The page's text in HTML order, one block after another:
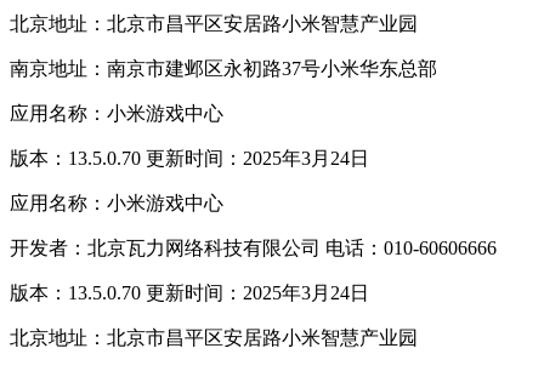
北京地址：北京市昌平区安居路小米智慧产业园
南京地址：南京市建邺区永初路37号小米华东总部
应用名称：小米游戏中心
版本：13.5.0.70 更新时间：2025年3月24日
应用名称：小米游戏中心
开发者：北京瓦力网络科技有限公司 电话：010-60606666
版本：13.5.0.70 更新时间：2025年3月24日
北京地址：北京市昌平区安居路小米智慧产业园